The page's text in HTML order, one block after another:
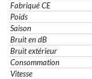
Fabriqué CE
Poids
Saison
Bruit en dB
Bruit extérieur
Consommation
Vitesse